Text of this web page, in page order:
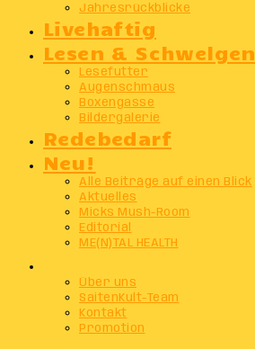
Jahresrückblicke
Livehaftig
Lesen & Schwelgen
Lesefutter
Augenschmaus
Boxengasse
Bildergalerie
Redebedarf
Neu!
Alle Beiträge auf einen Blick
Aktuelles
Micks Mush-Room
Editorial
ME(N)TAL HEALTH
Über uns
SaitenKult-Team
Kontakt
Promotion